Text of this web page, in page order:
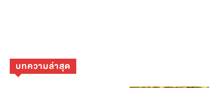
บทความล่าสุด